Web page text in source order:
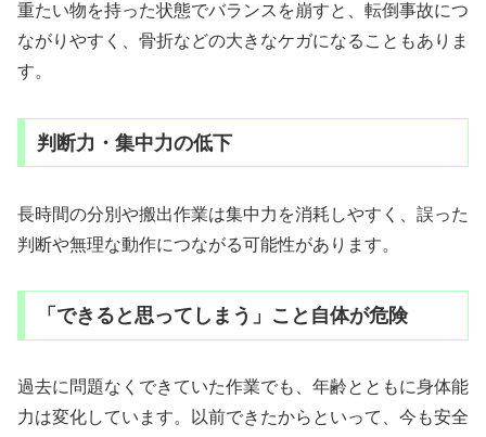
重たい物を持った状態でバランスを崩すと、転倒事故につ
ながりやすく、骨折などの大きなケガになることもありま
す。
判断力・集中力の低下
長時間の分別や搬出作業は集中力を消耗しやすく、誤った
判断や無理な動作につながる可能性があります。
「できると思ってしまう」こと自体が危険
過去に問題なくできていた作業でも、年齢とともに身体能
力は変化しています。以前できたからといって、今も安全